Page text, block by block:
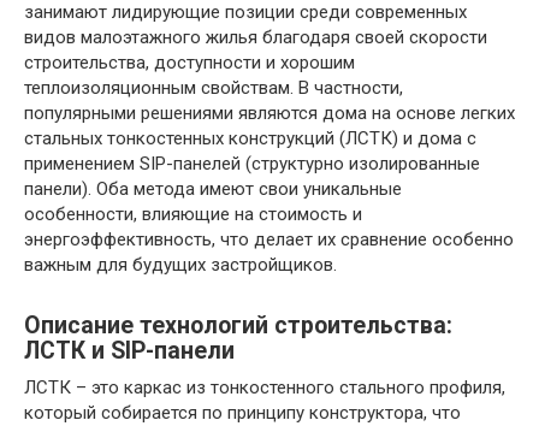
занимают лидирующие позиции среди современных
видов малоэтажного жилья благодаря своей скорости
строительства, доступности и хорошим
теплоизоляционным свойствам. В частности,
популярными решениями являются дома на основе легких
стальных тонкостенных конструкций (ЛСТК) и дома с
применением SIP-панелей (структурно изолированные
панели). Оба метода имеют свои уникальные
особенности, влияющие на стоимость и
энергоэффективность, что делает их сравнение особенно
важным для будущих застройщиков.
Описание технологий строительства:
ЛСТК и SIP-панели
ЛСТК – это каркас из тонкостенного стального профиля,
который собирается по принципу конструктора, что